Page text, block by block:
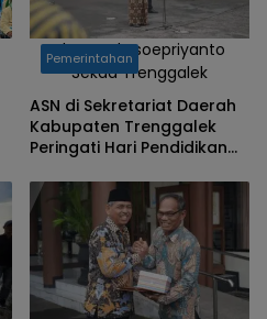
Photo Edy soepriyanto
Sekda Trenggalek
Pemerintahan
ASN di Sekretariat Daerah
Kabupaten Trenggalek
Peringati Hari Pendidikan